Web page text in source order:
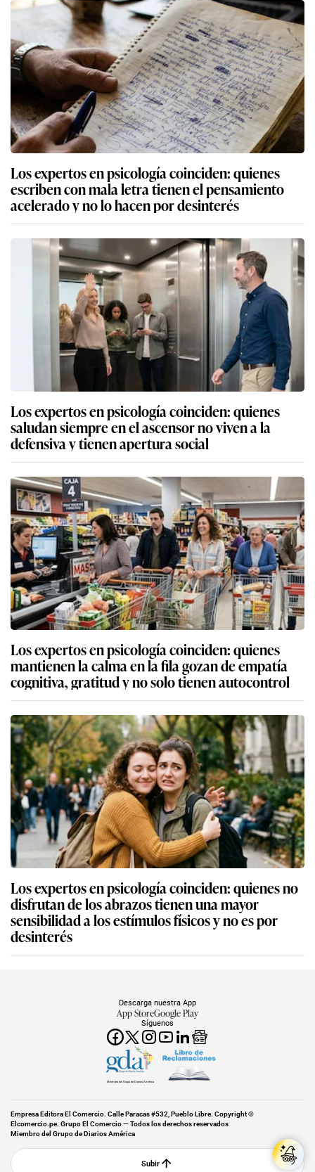
Los expertos en psicología coinciden: quienes
escriben con mala letra tienen el pensamiento
acelerado y no lo hacen por desinterés
Los expertos en psicología coinciden: quienes
saludan siempre en el ascensor no viven a la
defensiva y tienen apertura social
Los expertos en psicología coinciden: quienes
mantienen la calma en la fila gozan de empatía
cognitiva, gratitud y no solo tienen autocontrol
Los expertos en psicología coinciden: quienes no
disfrutan de los abrazos tienen una mayor
sensibilidad a los estímulos físicos y no es por
desinterés
Síguenos
Descarga nuestra App
App StoreGoogle Play
Miembro del Grupo de Diarios América
Empresa Editora El Comercio. Calle Paracas #532, Pueblo Libre. Copyright ©
Elcomercio.pe. Grupo El Comercio — Todos los derechos reservados
Miembro del Grupo de Diarios América
Subir